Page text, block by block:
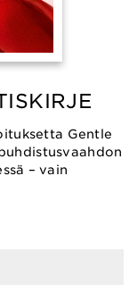
Gentle
– vain